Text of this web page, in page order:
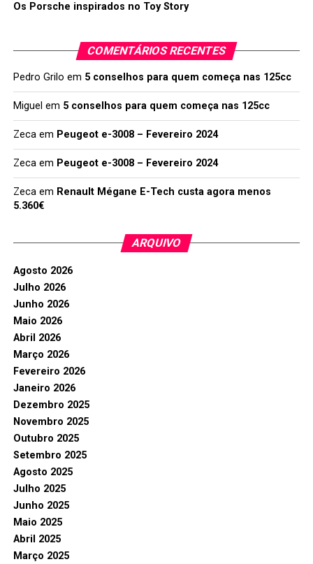
Os Porsche inspirados no Toy Story
COMENTÁRIOS RECENTES
Pedro Grilo em 5 conselhos para quem começa nas 125cc
Miguel em 5 conselhos para quem começa nas 125cc
Zecaem Peugeot e-3008 – Fevereiro 2024
Zecaem Peugeot e-3008 – Fevereiro 2024
Zecaem Renault Mégane E-Tech custa agora menos
5.360€
ARQUIVO
Agosto 2026
Julho 2026
Junho 2026
Maio 2026
Abril 2026
Março 2026
Fevereiro 2026
Janeiro 2026
Dezembro 2025
Novembro 2025
Outubro 2025
Setembro 2025
Agosto 2025
Julho 2025
Junho 2025
Maio 2025
Abril 2025
Março 2025